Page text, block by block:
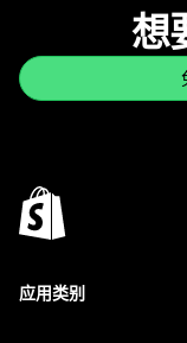
想
应用类别